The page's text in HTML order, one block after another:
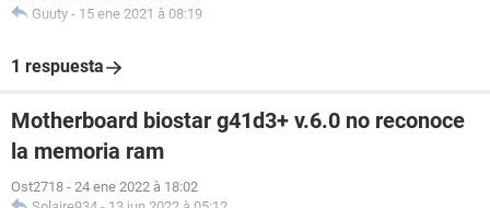
Guuty - 15 ene 2021 à 08:19
1 respuesta
Motherboard biostar g41d3+ v.6.0 no reconoce
la memoria ram
Ost2718 - 24 ene 2022 à 18:02